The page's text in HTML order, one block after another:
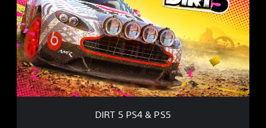
T
5
P
S
4
&
P
S
5
DIRT 5 PS4 & PS5